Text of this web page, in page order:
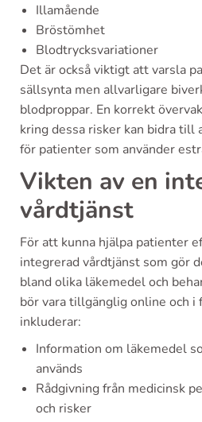
Illamående
Bröstömhet
Blodtrycksvariationer
Det är också viktigt att varsla
sällsynta men allvarligare
blodproppar. En korrekt
kring dessa risker kan bidra till
för patienter som använder
Vikten av en
vårdtjänst
För att kunna hjälpa patienter
integrerad vårdtjänst som gör
bland olika läkemedel och
bör vara tillgänglig online och i
inkluderar:
Information om läkemedel
används
Rådgivning från medicinsk
och risker